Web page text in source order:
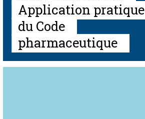
Application pratique
du Code
pharmaceutique